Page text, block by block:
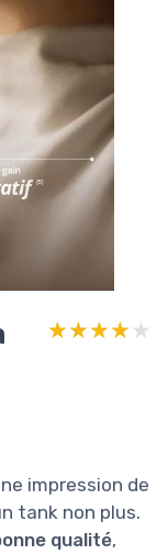
★★★★★
★★★★★
impression de
tank non plus.
qualité,